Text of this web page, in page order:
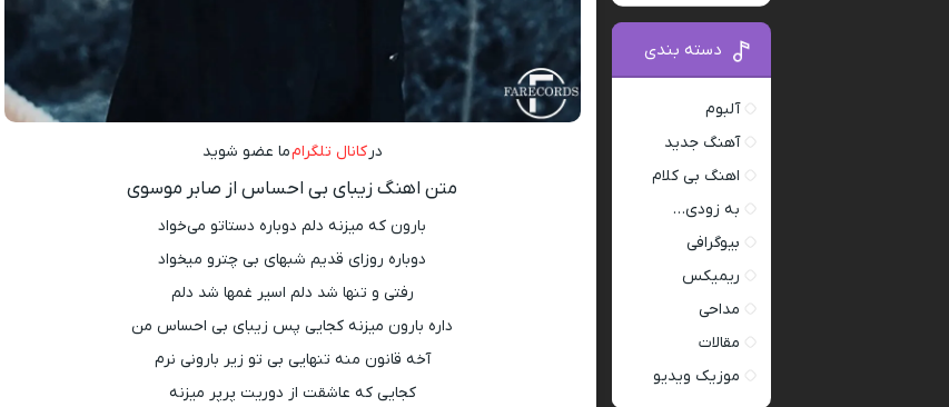
درکانال تلگرامما عضو شوید
متن اهنگ زیبای بی احساس از صابر موسوی
بارون که میزنه دلم دوباره دستاتو می‌خواد
دوباره روزای قدیم شبهای بی چترو میخواد
رفتی و تنها شد دلم اسیر غمها شد دلم
داره بارون میزنه کجایی پس زیبای بی احساس من
آخه قانون منه تنهایی بی تو زیر بارونی نرم
کجایی که عاشقت از دوریت پرپر میزنه
دسته بندی
آلبوم
آهنگ جدید
اهنگ بی کلام
به زودی…
بیوگرافی
ریمیکس
مداحی
مقالات
موزیک ویدیو